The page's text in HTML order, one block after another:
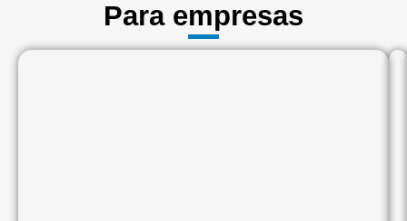
Para empresas